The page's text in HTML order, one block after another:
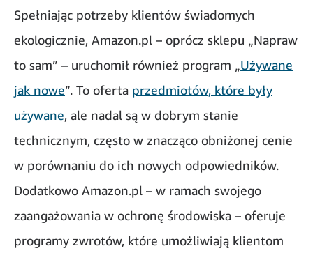
Spełniając potrzeby klientów świadomych
ekologicznie, Amazon.pl – oprócz sklepu „Napraw
to sam” – uruchomił również program „Używane
jak nowe”. To oferta przedmiotów, które były
używane, ale nadal są w dobrym stanie
technicznym, często w znacząco obniżonej cenie
w porównaniu do ich nowych odpowiedników.
Dodatkowo Amazon.pl – w ramach swojego
zaangażowania w ochronę środowiska – oferuje
programy zwrotów, które umożliwiają klientom